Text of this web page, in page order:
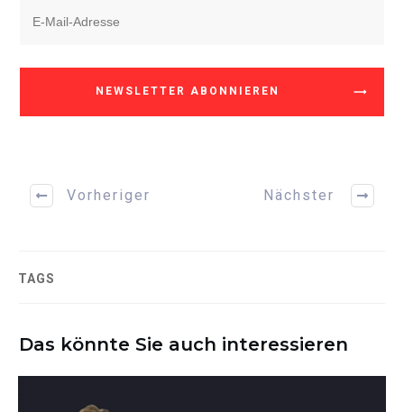
NEWSLETTER ABONNIEREN
Vorheriger Nächster
TAGS
Das könnte Sie auch interessieren